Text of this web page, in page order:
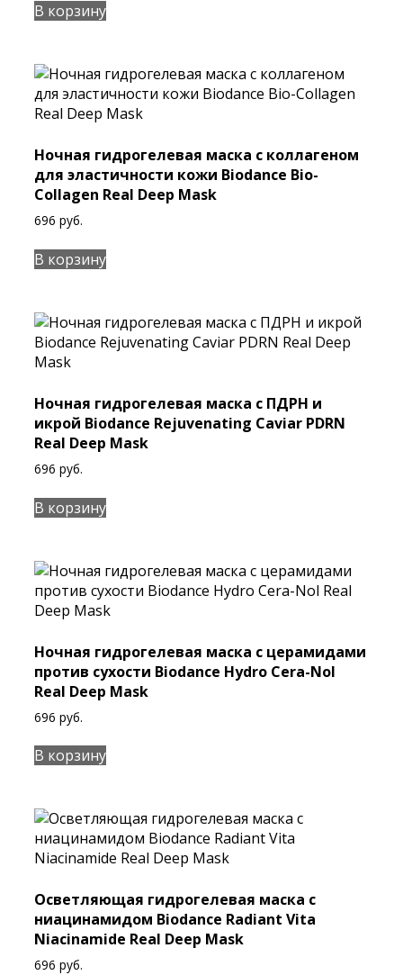
В корзину
Ночная гидрогелевая маска с коллагеном
для эластичности кожи Biodance Bio-
Collagen Real Deep Mask
696 руб.
В корзину
Ночная гидрогелевая маска с ПДРН и
икрой Biodance Rejuvenating Caviar PDRN
Real Deep Mask
696 руб.
В корзину
Ночная гидрогелевая маска с церамидами
против сухости Biodance Hydro Cera-Nol
Real Deep Mask
696 руб.
В корзину
Осветляющая гидрогелевая маска с
ниацинамидом Biodance Radiant Vita
Niacinamide Real Deep Mask
696 руб.